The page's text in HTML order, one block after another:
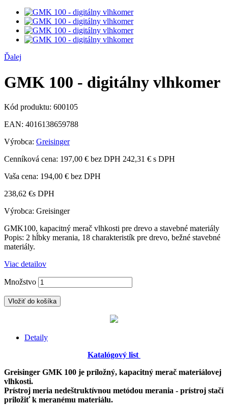
Ďalej
GMK 100 - digitálny vlhkomer
Kód produktu: 600105
EAN: 4016138659788
Výrobca: Greisinger
Cenníková cena: 197,00 € bez DPH 242,31 € s DPH
Vaša cena: 194,00 € bez DPH
238,62 €s DPH
Výrobca: Greisinger
GMK100, kapacitný merač vlhkosti pre drevo a stavebné materiály
Popis: 2 hĺbky merania, 18 charakteristík pre drevo, bežné stavebné
materiály.
Viac detailov
Množstvo
Vložiť do košíka
Detaily
Katalógový list
Greisinger GMK 100 je príložný, kapacitný merač materiálovej
vlhkosti.
Prístroj meria nedeštruktívnou metódou merania - prístroj stačí
priložiť k meranému materiálu.